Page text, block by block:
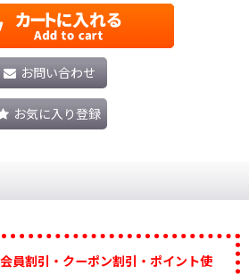
お問い合わせ
お気に入り登録
員割引・クーポン割引・ポイント使